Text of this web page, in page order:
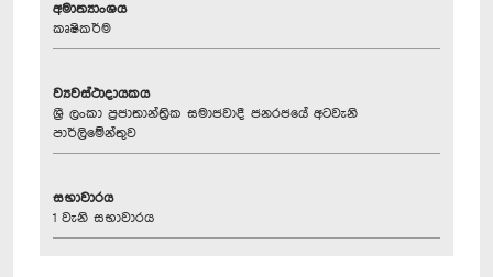
අමාත්‍යාංශය
කෘෂිකර්ම
ව්‍යවස්ථාදායකය
ශ්‍රී ලංකා ප්‍රජාතාන්ත්‍රික සමාජවාදී ජනරජයේ අටවැනි
පාර්ලිමේන්තුව
සභාවාරය
1 වැනි සභාවාරය